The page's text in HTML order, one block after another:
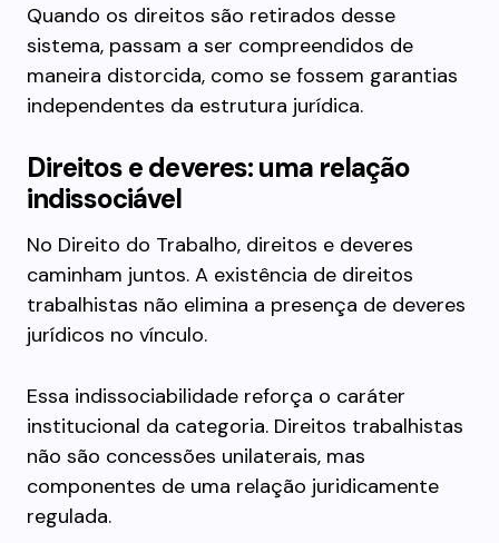
Quando os direitos são retirados desse
sistema, passam a ser compreendidos de
maneira distorcida, como se fossem garantias
independentes da estrutura jurídica.
Direitos e deveres: uma relação
indissociável
No Direito do Trabalho, direitos e deveres
caminham juntos. A existência de direitos
trabalhistas não elimina a presença de deveres
jurídicos no vínculo.
Essa indissociabilidade reforça o caráter
institucional da categoria. Direitos trabalhistas
não são concessões unilaterais, mas
componentes de uma relação juridicamente
regulada.